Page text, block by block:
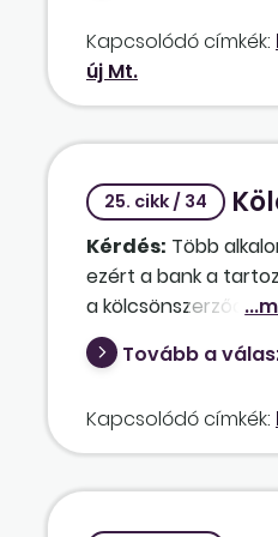
Kapcsolódó címkék:
új Mt.
25. cikk / 34
Kérdés: Több
ezért a bank a
a
kötött
munkabérének
ahhoz, hogy a
szükség van
Tovább a
Kapcsolódó címkék: